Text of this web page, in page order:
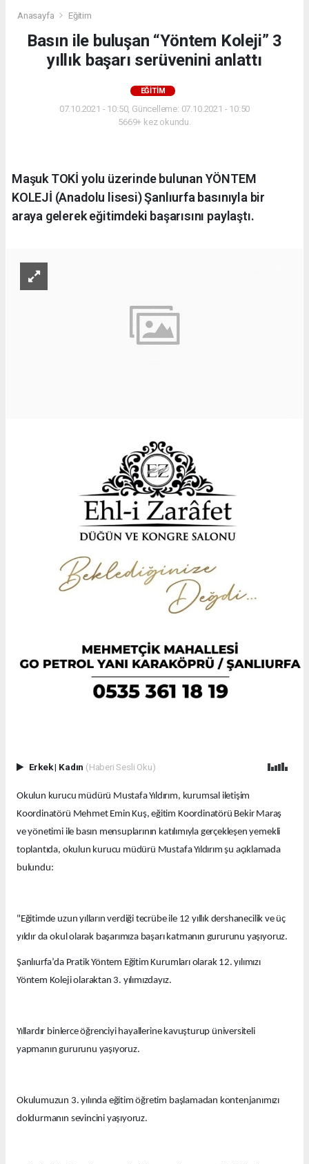
Anasayfa Eğitim
Basın ile buluşan “Yöntem Koleji” 3
yıllık başarı serüvenini anlattı
EĞITIM
07.10.2021 - 10:50, Güncelleme: 07.10.2021 - 10:50
5669+ kez okundu.
Maşuk TOKİ yolu üzerinde bulunan YÖNTEM
KOLEJİ (Anadolu lisesi) Şanlıurfa basınıyla bir
araya gelerek eğitimdeki başarısını paylaştı.
Erkek| Kadın (Haberi Sesli Oku)
Okulun kurucu müdürü Mustafa Yıldırım, kurumsal iletişim
Koordinatörü Mehmet Emin Kuş, eğitim Koordinatörü Bekir Maraş
ve yönetimi ile basın mensuplarının katılımıyla gerçekleşen yemekli
toplantıda, okulun kurucu müdürü Mustafa Yıldırım şu açıklamada
bulundu:
"Eğitimde uzun yılların verdiği tecrübe ile 12 yıllık dershanecilik ve üç
yıldır da okul olarak başarımıza başarı katmanın gururunu yaşıyoruz.
Şanlıurfa’da Pratik Yöntem Eğitim Kurumları olarak 12. yılımızı
Yöntem Koleji olaraktan 3. yılımızdayız.
Yıllardır binlerce öğrenciyi hayallerine kavuşturup üniversiteli
yapmanın gururunu yaşıyoruz.
Okulumuzun 3. yılında eğitim öğretim başlamadan kontenjanımızı
doldurmanın sevincini yaşıyoruz.